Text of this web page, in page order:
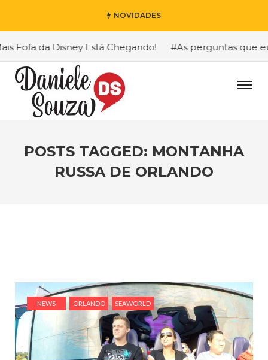
NOVIDADES
da Disney Está Chegando! #As perguntas que eu
POSTS TAGGED: MONTANHA
RUSSA DE ORLANDO
NEWS ORLANDO SEAWORLD